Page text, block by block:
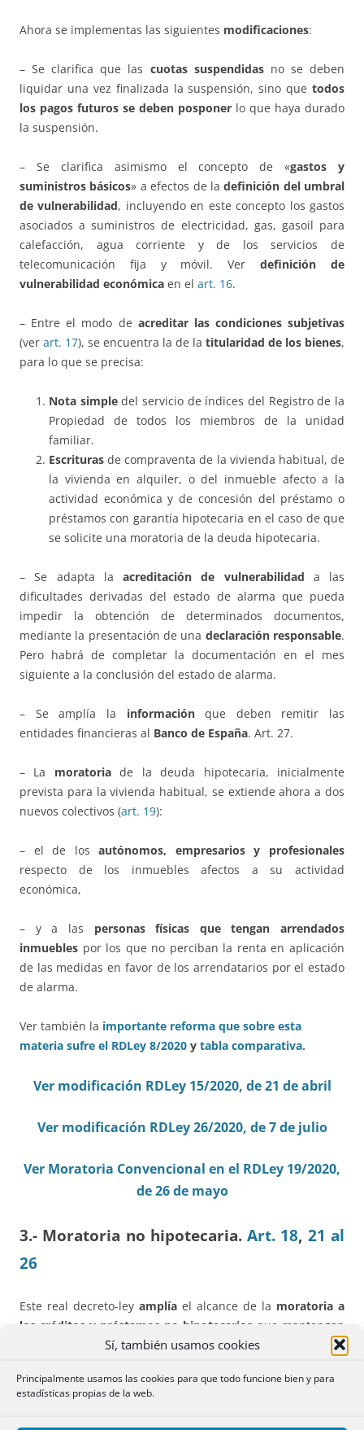
Sí, también usamos cookies
Principalmente usamos las cookies para que todo funcione bien y para
estadísticas propias de la web.
Ahora se implementas las siguientes modificaciones:
– Se clarifica que las cuotas suspendidasno se deben
liquidar una vez finalizada la suspensión, sino que todos
los pagos futuros se deben posponer lo que haya durado
la suspensión.
– Se clarifica asimismo el concepto de «gastos y
suministros básicos» a efectos de ladefinición del umbral
de vulnerabilidad, incluyendo en este concepto los gastos
asociados a suministros de electricidad, gas, gasoil para
calefacción, agua corriente y de los servicios de
telecomunicación fija y móvil. Verdefinición de
vulnerabilidad económica en el art. 16.
– Entre el modo de acreditar las condiciones subjetivas
(ver art. 17), se encuentra la de la titularidad de los bienes,
para lo que se precisa:
Nota simpledel servicio de índices del Registro de la
Propiedad de todos los miembros de la unidad
familiar.
Escriturasde compraventa de la vivienda habitual, de
la vivienda en alquiler, o del inmueble afecto a la
actividad económica y de concesión del préstamo o
préstamos con garantía hipotecaria en el caso de que
se solicite una moratoria de la deuda hipotecaria.
– Se adapta la acreditación de vulnerabilidad a las
dificultades derivadas del estado de alarma que pueda
impedir la obtención de determinados documentos,
mediante la presentación de una declaración responsable.
Pero habrá de completar la documentación en el mes
siguiente a la conclusión del estado de alarma.
– Se amplía la informaciónque deben remitir las
entidades financieras al Banco de España. Art. 27.
– La moratoriade la deuda hipotecaria, inicialmente
prevista para la vivienda habitual, se extiende ahora a dos
nuevos colectivos (art. 19):
– el de losautónomos, empresarios y profesionales
respecto de los inmuebles afectos a su actividad
económica,
– y a las personas físicas que tengan arrendados
inmuebles por los que no perciban la renta en aplicación
de las medidas en favor de los arrendatarios por el estado
de alarma.
Ver también la importante reforma que sobre esta
materia sufre el RDLey 8/2020 y tabla comparativa.
Ver modificación RDLey 15/2020, de 21 de abril
Ver modificación RDLey 26/2020, de 7 de julio
Ver Moratoria Convencional en el RDLey 19/2020,
de 26 de mayo
3.- Moratoria no hipotecaria.Art. 18, 21 al
26
Este real decreto-ley amplía el alcance de la moratoria a
los créditos y préstamos no hipotecarios que mantengan
las personas en situación devulnerabilidad económica,
supuestos de vulnerabilidad